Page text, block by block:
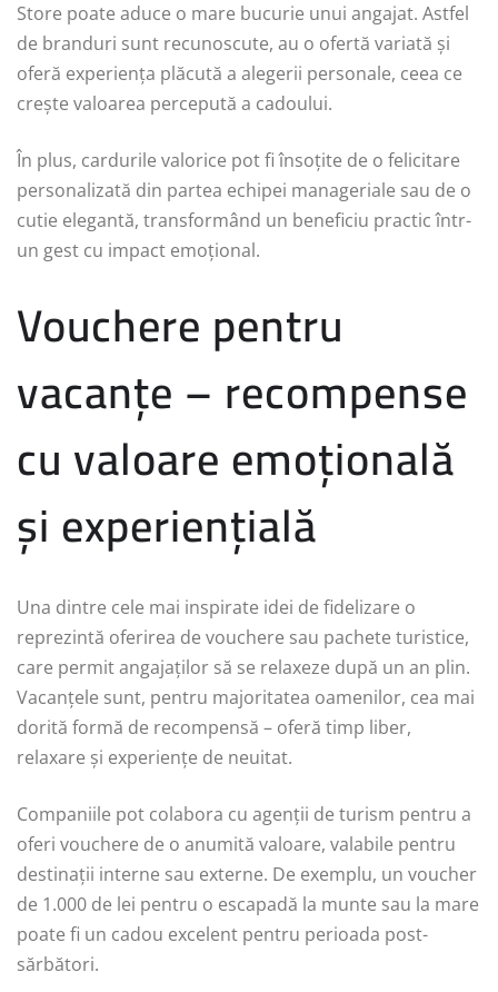
Store poate aduce o mare bucurie unui angajat. Astfel
de branduri sunt recunoscute, au o ofertă variată și
oferă experiența plăcută a alegerii personale, ceea ce
crește valoarea percepută a cadoului.
În plus, cardurile valorice pot fi însoțite de o felicitare
personalizată din partea echipei manageriale sau de o
cutie elegantă, transformând un beneficiu practic într-
un gest cu impact emoțional.
Vouchere pentru
vacanțe – recompense
cu valoare emoțională
și experiențială
Una dintre cele mai inspirate idei de fidelizare o
reprezintă oferirea de vouchere sau pachete turistice,
care permit angajaților să se relaxeze după un an plin.
Vacanțele sunt, pentru majoritatea oamenilor, cea mai
dorită formă de recompensă – oferă timp liber,
relaxare și experiențe de neuitat.
Companiile pot colabora cu agenții de turism pentru a
oferi vouchere de o anumită valoare, valabile pentru
destinații interne sau externe. De exemplu, un voucher
de 1.000 de lei pentru o escapadă la munte sau la mare
poate fi un cadou excelent pentru perioada post-
sărbători.